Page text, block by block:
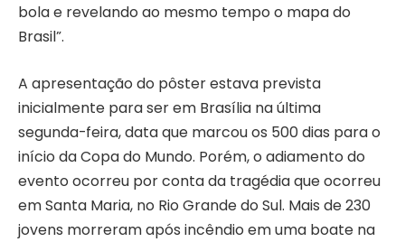
bola e revelando ao mesmo tempo o mapa do
Brasil”.
A apresentação do pôster estava prevista
inicialmente para ser em Brasília na última
segunda-feira, data que marcou os 500 dias para o
início da Copa do Mundo. Porém, o adiamento do
evento ocorreu por conta da tragédia que ocorreu
em Santa Maria, no Rio Grande do Sul. Mais de 230
jovens morreram após incêndio em uma boate na